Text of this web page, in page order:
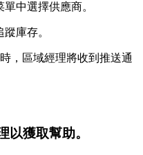
中選擇供應商。
庫存。
，區域經理將收到推送通
以獲取幫助。